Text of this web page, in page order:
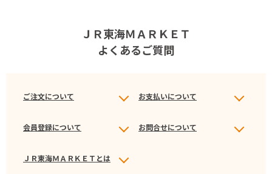
ＪＲ東海ＭＡＲＫＥＴ
よくあるご質問
ご注文について お支払いについて
会員登録について お問合せについて
ＪＲ東海ＭＡＲＫＥＴとは